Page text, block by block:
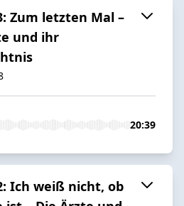
Zum letzten Mal –
und ihr
20:39
Ich weiß nicht, ob